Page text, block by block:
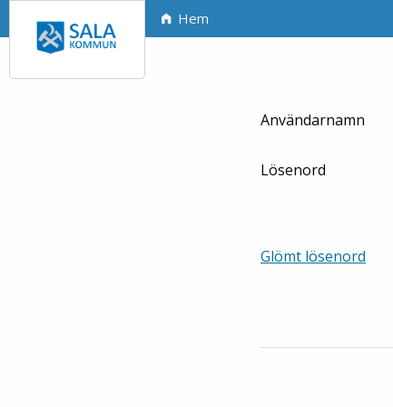
Hem
Användarnamn
Lösenord
Glömt lösenord